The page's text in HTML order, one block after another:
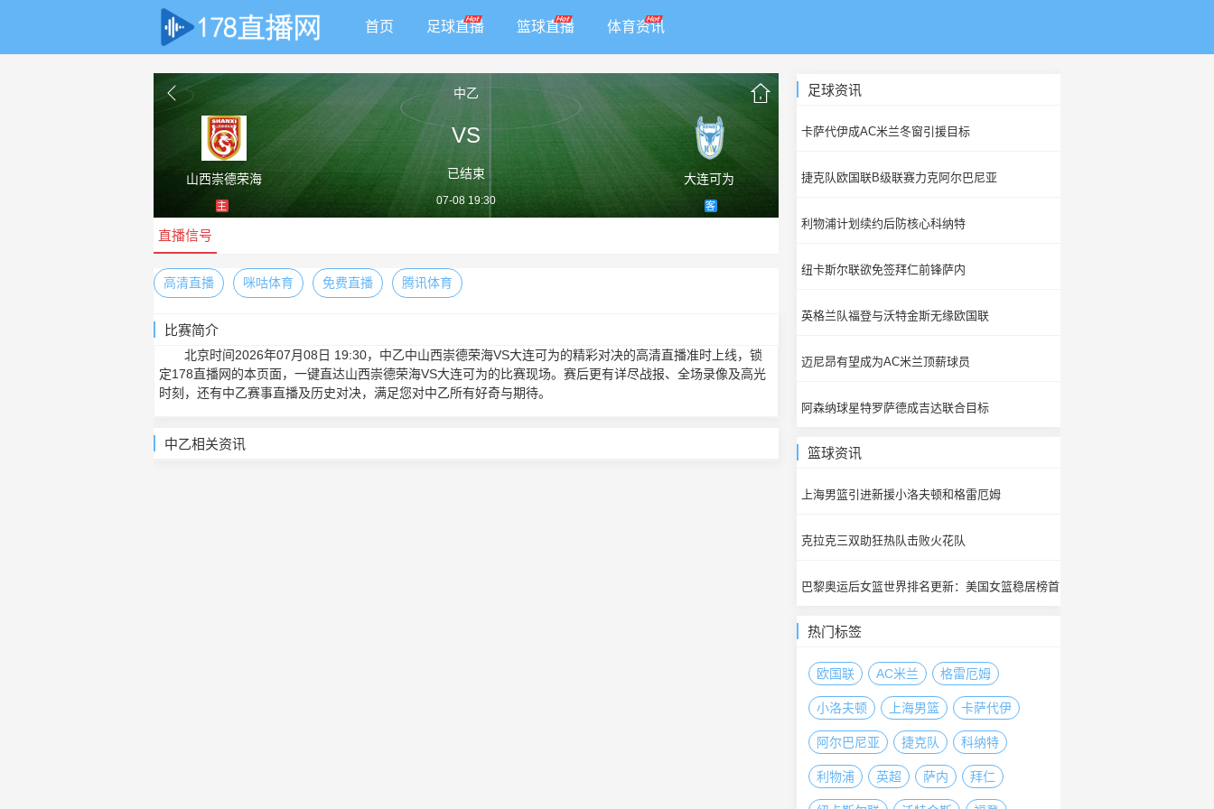
首页 足球直播 篮球直播 体育资讯
中乙
山西崇德荣海
主
VS
已结束
07-08 19:30
大连可为
客
直播信号
高清直播 咪咕体育 免费直播 腾讯体育
比赛简介
北京时间2026年07月08日 19:30，中乙中山西崇德荣海VS大连可为的精彩对决的高清直播准时上线，锁
定178直播网的本页面，一键直达山西崇德荣海VS大连可为的比赛现场。赛后更有详尽战报、全场录像及高光
时刻，还有中乙赛事直播及历史对决，满足您对中乙所有好奇与期待。
中乙相关资讯
足球资讯
卡萨代伊成AC米兰冬窗引援目标
捷克队欧国联B级联赛力克阿尔巴尼亚
利物浦计划续约后防核心科纳特
纽卡斯尔联欲免签拜仁前锋萨内
英格兰队福登与沃特金斯无缘欧国联
迈尼昂有望成为AC米兰顶薪球员
阿森纳球星特罗萨德成吉达联合目标
篮球资讯
上海男篮引进新援小洛夫顿和格雷厄姆
克拉克三双助狂热队击败火花队
巴黎奥运后女篮世界排名更新：美国女篮稳居榜首
热门标签
欧国联 AC米兰 格雷厄姆
小洛夫顿 上海男篮 卡萨代伊
阿尔巴尼亚 捷克队 科纳特
利物浦 英超 萨内 拜仁